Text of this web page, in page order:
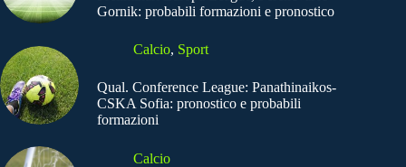
Gornik: probabili formazioni e pronostico
Calcio, Sport
Qual. Conference League: Panathinaikos-
CSKA Sofia: pronostico e probabili
formazioni
Calcio